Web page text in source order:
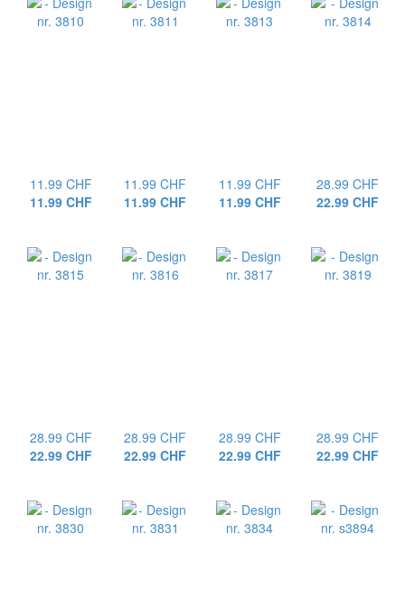
11.99 CHF
11.99 CHF
11.99 CHF
11.99 CHF
11.99 CHF
11.99 CHF
28.99 CHF
22.99 CHF
28.99 CHF
22.99 CHF
28.99 CHF
22.99 CHF
28.99 CHF
22.99 CHF
28.99 CHF
22.99 CHF